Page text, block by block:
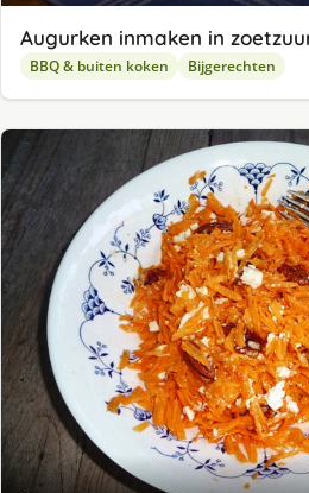
Augurken inmaken in
BBQ & buiten koken Bijgerechten